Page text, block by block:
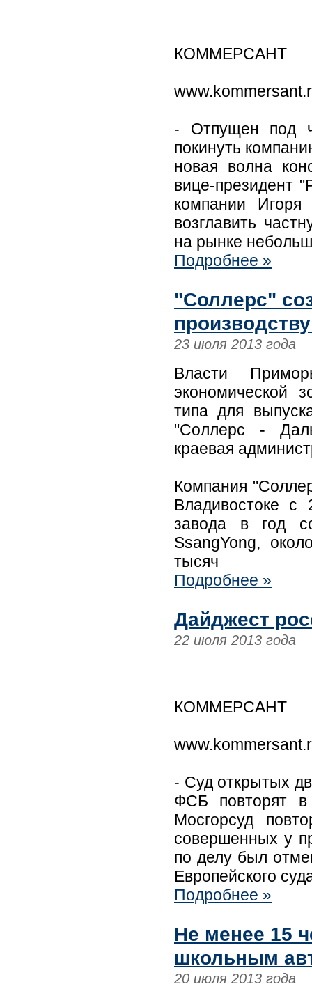
КОММЕРСАНТ
- Отпущен под
покинуть
новая волна
вице-президент
компании
возглавить
на рынке
Подробнее »
"Соллерс"
23 июля 2013 года
Власти
экономической
типа для
"Соллерс -
краевая
Компания
Владивостоке с
завода в год
SsangYong,
тысяч
Подробнее »
Дайджест
22 июля 2013 года
КОММЕРСАНТ
- Суд открытых
ФСБ повторят
Мосгорсуд
совершенных у
по делу был
Европейского
Подробнее »
Не менее 15
школьным
20 июля 2013 года